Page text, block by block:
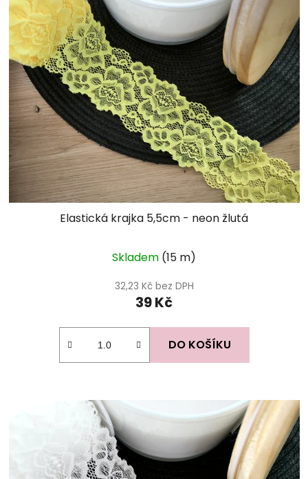
Elastická krajka 5,5cm - neon žlutá
Skladem (15 m)
32,23 Kč bez DPH
39 Kč
DO KOŠÍKU